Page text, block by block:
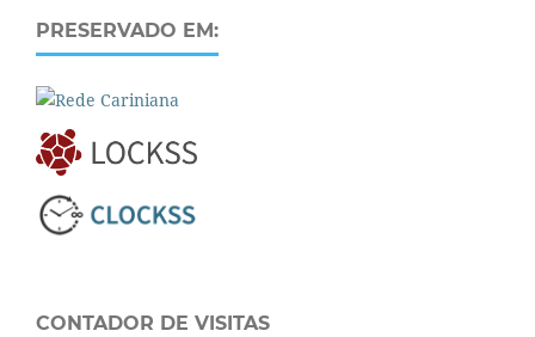
PRESERVADO EM:
CONTADOR DE VISITAS